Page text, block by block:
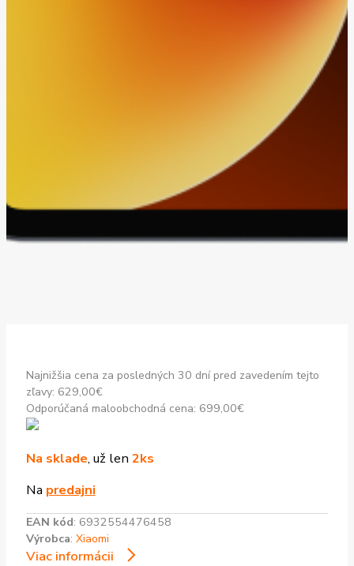
Najnižšia cena za posledných 30 dní pred zavedením tejto
zľavy: 629,00€
Odporúčaná maloobchodná cena: 699,00€
Na sklade, už len 2ks
Na predajni
EAN kód: 6932554476458
Výrobca: Xiaomi
Viac informácii